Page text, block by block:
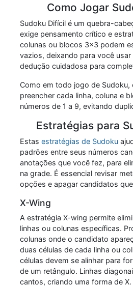
Como Jogar
Sudoku Difícil é um quebra-
exige pensamento crítico e
colunas ou blocos 3x3 podem
vazios, deixando para você
dedução cuidadosa para
Como em todo jogo de Sudoku,
preencher cada linha, coluna e
números de 1 a 9, evitando
Estratégias para
Estas estratégias de Sudoku
padrões entre seus números
anotações que você fez, para
na grade. É essencial revisar
opções e apagar candidatos
X-Wing
A estratégia X-wing permite
linhas ou colunas específicas.
colunas onde o candidato
duas células de cada linha ou
células devem se alinhar para
de um retângulo. Linhas
cantos, criando uma forma de X.